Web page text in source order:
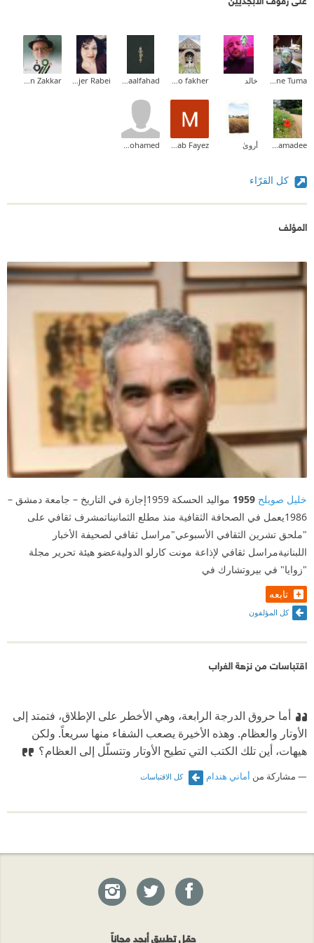
Nadia Yassine Tuma خالد Yasmine f. abo fakher
Asmaalfahad
Hajer Rabei
Maen Zakkar
Mousab Alhamadee أروىٰ Mira ihab Fayez
taher mohamed
كل القرّاء
المؤلف
خليل صويلح 1959
مواليد الحسكة 1959إجازة في التاريخ – جامعة دمشق –
1986يعمل في الصحافة الثقافية منذ مطلع الثمانيناتمشرف ثقافي على
"ملحق تشرين الثقافي الأسبوعي"مراسل ثقافي لصحيفة الأخبار
اللبنانيةمراسل ثقافي لإذاعة مونت كارلو الدوليةعضو هيئة تحرير مجلة
"زوايا" في بيروتشارك في
تابعه
كل المؤلفون
اقتباسات من نزهة الغراب
أما حروق الدرجة الرابعة، وهي الأخطر على الإطلاق، فتمتد إلى
الأوتار والعظام. وهذه الأخيرة يصعب الشفاء منها سريعاً. ولكن
هيهات، أين تلك الكتب التي تطيح الأوتار وتتسلّل إلى العظام؟
مشاركة من أماني هندام كل الاقتباسات
حمّل تطبيق أبجد مجاناً